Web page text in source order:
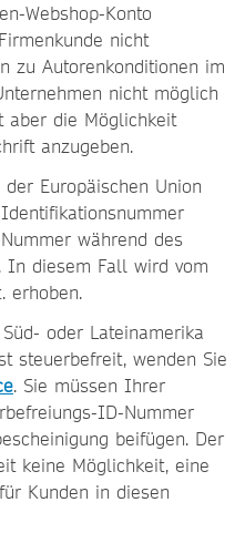
Webshop-Konto
nicht
zu Autorenkonditionen im
nicht möglich
aber die Möglichkeit
anzugeben.
Europäischen Union
während des
In diesem Fall wird vom
erhoben.
oder Lateinamerika
steuerbefreit, wenden Sie
. Sie müssen Ihrer
ID-Nummer
beifügen. Der
keine Möglichkeit, eine
Kunden in diesen